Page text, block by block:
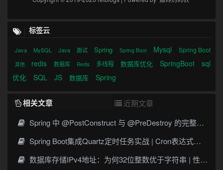
标签云
Java MySQL Java 面试 Spring Spring Boot Mysql Spring Boot
其他 redis 数据库 Redis 多线程 数据库优化 SpringBoot
sql
优化
SQL JS 数据库 Spring
相关文章
近期文章
Spring 中 @PostConstruct 与 @PreDestroy 的完整与实战
Spring Boot集成Quartz定时任务实战 | Cron表达式详解
数据库存储IPv4地址：为何32位整数优于字符串 | 性能分析